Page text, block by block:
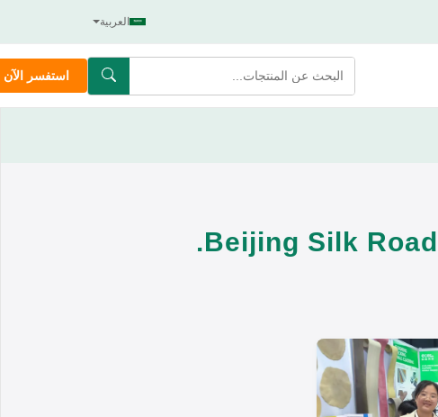
العربية
استفسر الآن
Beijing Silk